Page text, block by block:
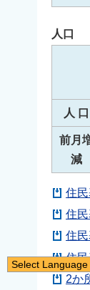
人口
人 口
前月
減
住
住
住
住
2か
Select Language